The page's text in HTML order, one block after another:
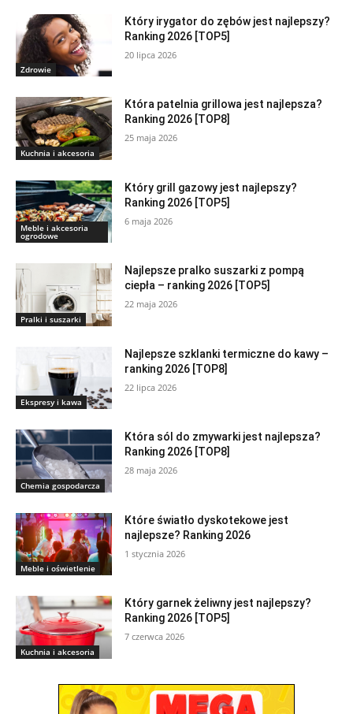
Zdrowie
Który irygator do zębów jest najlepszy?
Ranking 2026 [TOP5]
20 lipca 2026
Kuchnia i akcesoria
Która patelnia grillowa jest najlepsza?
Ranking 2026 [TOP8]
25 maja 2026
Meble i akcesoria
ogrodowe
Który grill gazowy jest najlepszy?
Ranking 2026 [TOP5]
6 maja 2026
Pralki i suszarki
Najlepsze pralko suszarki z pompą
ciepła – ranking 2026 [TOP5]
22 maja 2026
Ekspresy i kawa
Najlepsze szklanki termiczne do kawy –
ranking 2026 [TOP8]
22 lipca 2026
Chemia gospodarcza
Która sól do zmywarki jest najlepsza?
Ranking 2026 [TOP8]
28 maja 2026
Meble i oświetlenie
Które światło dyskotekowe jest
najlepsze? Ranking 2026
1 stycznia 2026
Kuchnia i akcesoria
Który garnek żeliwny jest najlepszy?
Ranking 2026 [TOP5]
7 czerwca 2026